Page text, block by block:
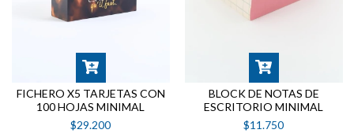
FICHERO X5 TARJETAS CON
100 HOJAS MINIMAL
$29.200
BLOCK DE NOTAS DE
ESCRITORIO MINIMAL
$11.750